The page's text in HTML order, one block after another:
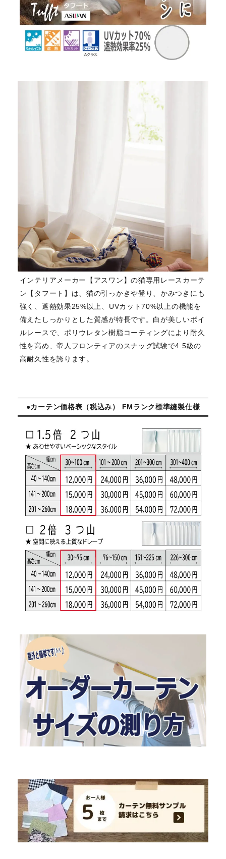
インテリアメーカー【アスワン】の猫専用レースカーテ
ン【タフート】は、猫の引っかきや登り、かみつきにも
強く、遮熱効果25%以上、UVカット70%以上の機能を
備えたしっかりとした質感が特長です。白が美しいボイ
ルレースで、ポリウレタン樹脂コーティングにより耐久
性を高め、帝人フロンティアのスナッグ試験で4.5級の
高耐久性を誇ります。
●カーテン価格表（税込み） FMランク標準縫製仕様